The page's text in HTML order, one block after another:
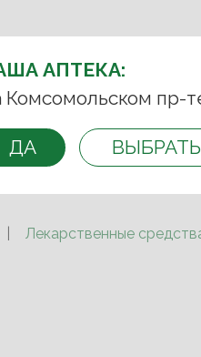
АПТЕКУ:
АПТЕКА:
Комсомольском пр-
ДА
253 45 93 +7
и оплата
Лекарственные